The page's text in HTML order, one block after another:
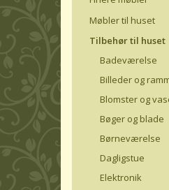
Møbler til huset
Tilbehør til huset
Badeværelse
Billeder og
Blomster og
Bøger og blade
Børneværelse
Dagligstue
Elektronik